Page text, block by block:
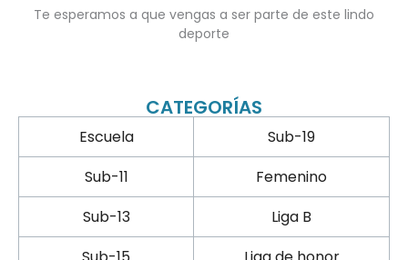
Te esperamos a que vengas a ser parte de este lindo
deporte
CATEGORÍAS
Escuela
Sub-19
Sub-11
Femenino
Sub-13
Liga B